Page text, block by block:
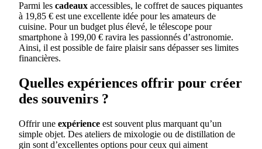
Parmi les cadeaux accessibles, le coffret de sauces piquantes
à 19,85 € est une excellente idée pour les amateurs de
cuisine. Pour un budget plus élevé, le télescope pour
smartphone à 199,00 € ravira les passionnés d’astronomie.
Ainsi, il est possible de faire plaisir sans dépasser ses limites
financières.
Quelles expériences offrir pour créer
des souvenirs ?
Offrir une expérience est souvent plus marquant qu’un
simple objet. Des ateliers de mixologie ou de distillation de
gin sont d’excellentes options pour ceux qui aiment